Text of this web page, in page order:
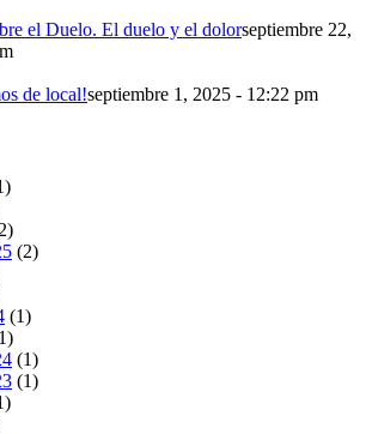
el Duelo. El duelo y el dolorseptiembre 22,
de local!septiembre 1, 2025 - 12:22 pm
(2)
(1)
(1)
(1)